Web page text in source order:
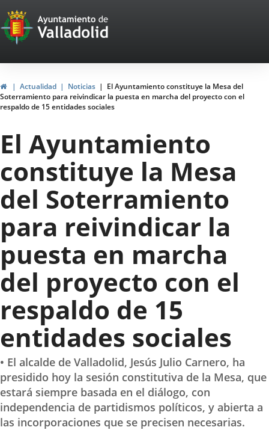
Portal
Web
del
Ayuntamiento
de
Valladolid
InicioActualidad Noticias
El Ayuntamiento constituye la Mesa del
Soterramiento para reivindicar la puesta en marcha del proyecto con el
respaldo de 15 entidades sociales
El Ayuntamiento
constituye la Mesa
del Soterramiento
para reivindicar la
puesta en marcha
del proyecto con el
respaldo de 15
entidades sociales
• El alcalde de Valladolid, Jesús Julio Carnero, ha
presidido hoy la sesión constitutiva de la Mesa, que
estará siempre basada en el diálogo, con
independencia de partidismos políticos, y abierta a
las incorporaciones que se precisen necesarias.